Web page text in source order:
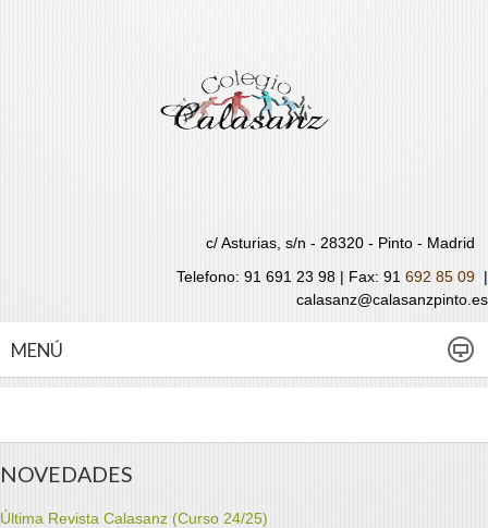
c/ Asturias, s/n - 28320 - Pinto - Madrid
Telefono: 91 691 23 98 | Fax: 91 692 85 09 |
calasanz@calasanzpinto.es
MENÚ
NOVEDADES
Última Revista Calasanz (Curso 24/25)